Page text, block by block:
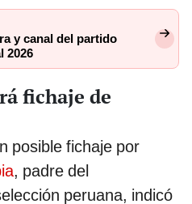
y canal del partido
2026
fichaje de
posible fichaje por
, padre del
peruana, indicó